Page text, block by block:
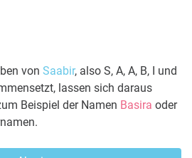
von Saabir, also S, A, A, B, I und
lassen sich daraus
Beispiel der Namen Basira oder